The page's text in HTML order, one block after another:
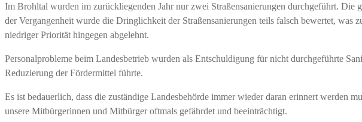
Im Brohltal wurden im zurückliegenden Jahr nur zwei Straßensanierungen durchgeführt. Die
der Vergangenheit wurde die Dringlichkeit der Straßensanierungen teils falsch bewertet,
niedriger Priorität hingegen abgelehnt.
Personalprobleme beim Landesbetrieb wurden als Entschuldigung für nicht durchgeführte
Reduzierung der Fördermittel führte.
Es ist bedauerlich, dass die zuständige Landesbehörde immer wieder daran erinnert werden
unsere Mitbürgerinnen und Mitbürger oftmals gefährdet und beeinträchtigt.